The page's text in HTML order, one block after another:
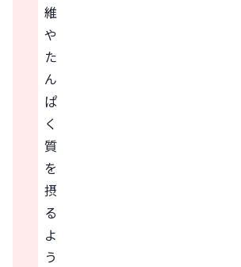
維
や
た
ん
ぱ
く
質
を
摂
る
よ
う